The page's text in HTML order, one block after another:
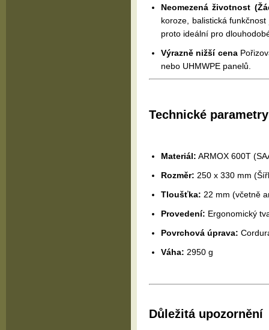
Neomezená životnost
koroze, balistická
proto ideální pro
Výrazně nižší cena
nebo UHMWPE panelů.
Technické
Materiál: ARMOX 600T
Rozměr: 250 x 330 mm
Tloušťka: 22 mm (včetně
Provedení: Ergonomický
Povrchová úprava:
Váha: 2950 g
Důležitá upozornění